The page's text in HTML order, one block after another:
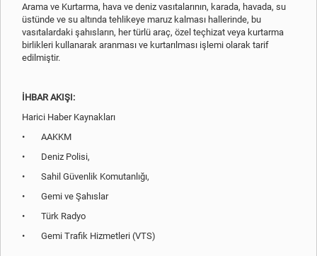
Arama ve Kurtarma, hava ve deniz vasıtalarının, karada, havada, su
üstünde ve su altında tehlikeye maruz kalması hallerinde, bu
vasıtalardaki şahısların, her türlü araç, özel teçhizat veya kurtarma
birlikleri kullanarak aranması ve kurtarılması işlemi olarak tarif
edilmiştir.
İHBAR AKIŞI:
Harici Haber Kaynakları
•
AAKKM
•
Deniz Polisi,
•
Sahil Güvenlik Komutanlığı,
•
Gemi ve Şahıslar
•
Türk Radyo
•
Gemi Trafik Hizmetleri (VTS)